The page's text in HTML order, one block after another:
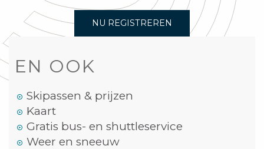
NU REGISTREREN
EN OOK
Skipassen & prijzen
Kaart
Gratis bus- en shuttleservice
Weer en sneeuw